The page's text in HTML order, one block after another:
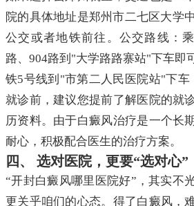
院的具体地址是郑州市二七区大学
公交或者地铁前往。公交路线：
路、904路到"大学路路寨站"下车即
铁5号线到"市第二人民医院站"下车
就诊前，建议您提前了解医院的就
历资料。由于白癜风治疗是一个长
耐心，积极配合医生的治疗方案。
四、 选对医院，更要“选对心”
“开封白癜风哪里医院好”，其实不
更关乎咱们的心态。得了白癜风，